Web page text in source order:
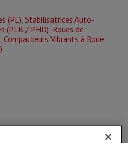
(PL), Stabilisatrices Auto-
(PLB / PHD), Roues de
, Compacteurs Vibrants à Roue